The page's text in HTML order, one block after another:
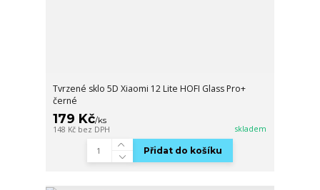
Tvrzené sklo 5D Xiaomi 12 Lite HOFI Glass Pro+
černé
179 Kč/ks
148 Kč bez DPH skladem
Přidat do košíku